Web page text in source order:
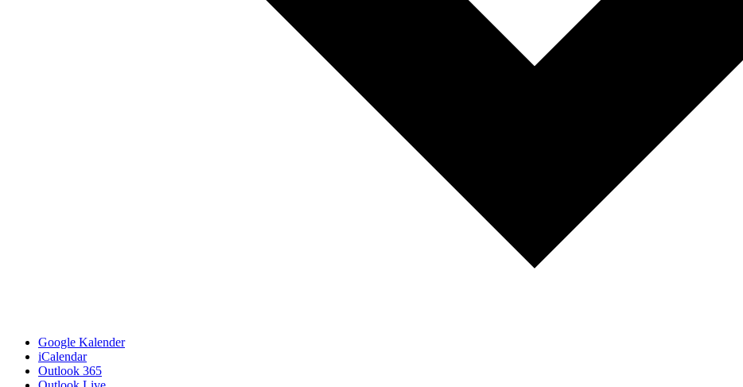
Google Kalender
iCalendar
Outlook 365